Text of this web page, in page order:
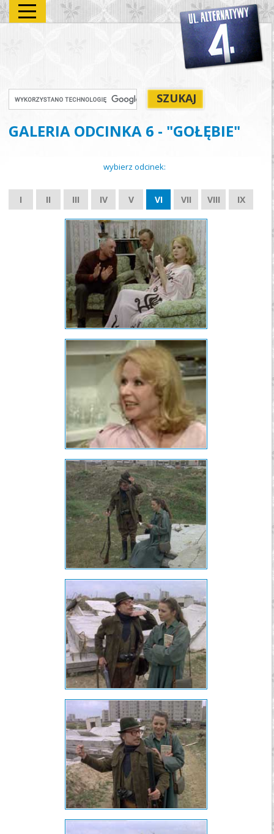
GALERIA ODCINKA 6 - "GOŁĘBIE"
wybierz odcinek:
I II III IV V VI VII VIII IX